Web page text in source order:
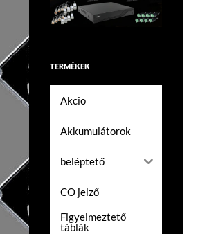
TERMÉKEK
Akcio
Akkumulátorok
beléptető
CO jelző
Figyelmeztető
táblák